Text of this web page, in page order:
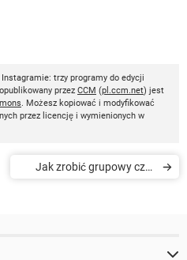
trzy programy do edycji
przez CCM (pl.ccm.net) jest
. Możesz kopiować i modyfikować
przez licencję i wymienionych w
Jak zrobić grupowy czat